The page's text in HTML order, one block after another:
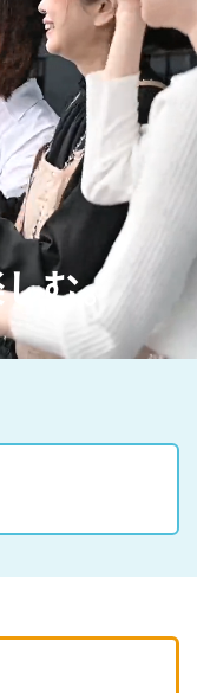
わせ一覧
文 한국어
む。